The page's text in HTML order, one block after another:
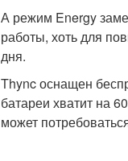
А режим Energy
работы, хоть для
дня.
Thync оснащен
батареи хватит на
может